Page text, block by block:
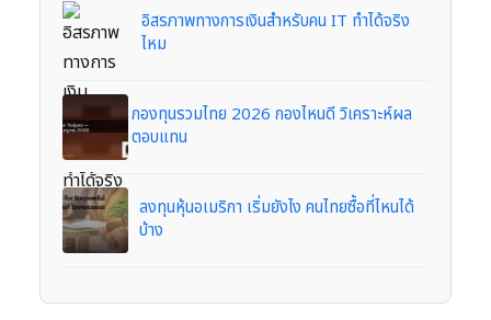
อิสรภาพทางการเงินสำหรับคน IT ทำได้จริง
ไหม
กองทุนรวมไทย 2026 กองไหนดี วิเคราะห์ผล
ตอบแทน
ลงทุนหุ้นอเมริกา เริ่มยังไง คนไทยซื้อที่ไหนได้
บ้าง